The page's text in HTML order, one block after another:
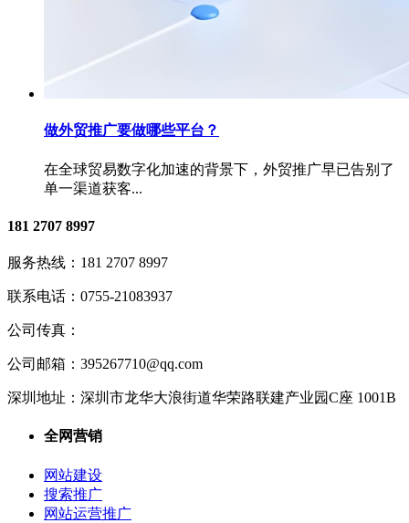
做外贸推广要做哪些平台？
在全球贸易数字化加速的背景下，外贸推广早已告别了
单一渠道获客...
181 2707 8997
服务热线： 181 2707 8997
联系电话： 0755-21083937
公司传真：
公司邮箱： 395267710@qq.com
深圳地址： 深圳市龙华大浪街道华荣路联建产业园C座 1001B
全网营销
网站建设
搜索推广
网站运营推广